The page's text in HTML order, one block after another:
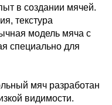
в создании мячей.
текстура
модель мяча с
специально для
мяч разработан
видимости.